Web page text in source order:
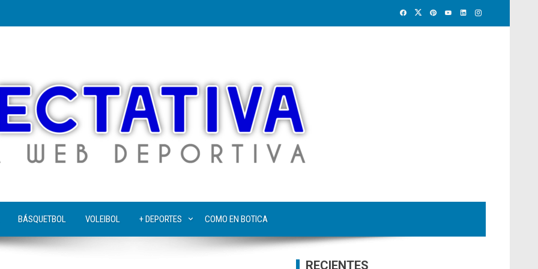
BÁSQUETBOL VOLEIBOL + DEPORTES COMO EN BOTICA
RECIENTES